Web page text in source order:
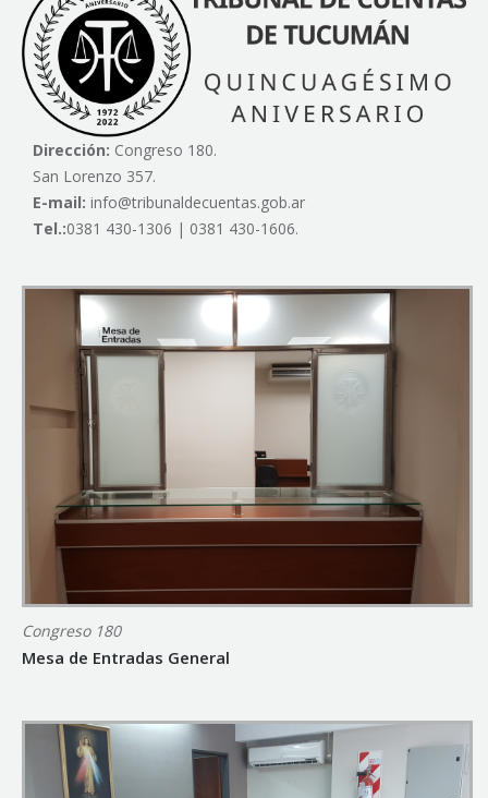
Dirección: Congreso 180.
San Lorenzo 357.
E-mail: info@tribunaldecuentas.gob.ar
Tel.:0381 430-1306 | 0381 430-1606.
Congreso 180
Mesa de Entradas General